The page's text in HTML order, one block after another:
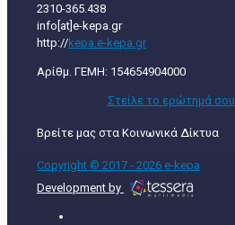
2310-365.438
info[at]e-kepa.gr
http://kepa.e-kepa.gr
Αρίθμ. ΓΕΜΗ: 154654904000
Στείλε τo ερώτημά σου
Βρείτε μας στα Κοινωνικά Δίκτυα
Copyright © 2017 - 2026 e-kepa
Development by